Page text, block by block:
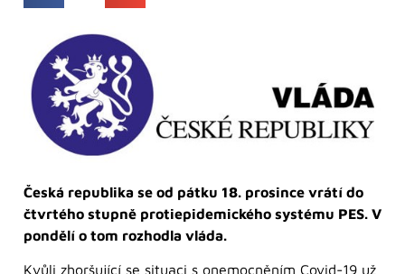
Česká republika se od pátku 18. prosince vrátí do
čtvrtého stupně protiepidemického systému PES. V
pondělí o tom rozhodla vláda.
Kvůli zhoršující se situaci s onemocněním Covid-19 už